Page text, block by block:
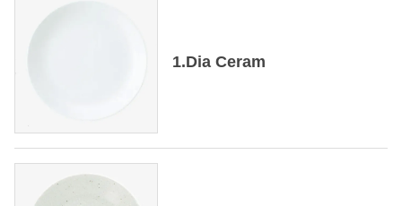
1.Dia Ceram